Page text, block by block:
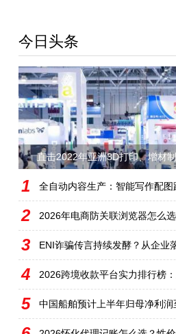
今日头条
直击2022年亚洲3D打印、增材制
1
2 2026年电商防关联浏览器怎么
3
4 2026跨境收款平台实力排行榜
5